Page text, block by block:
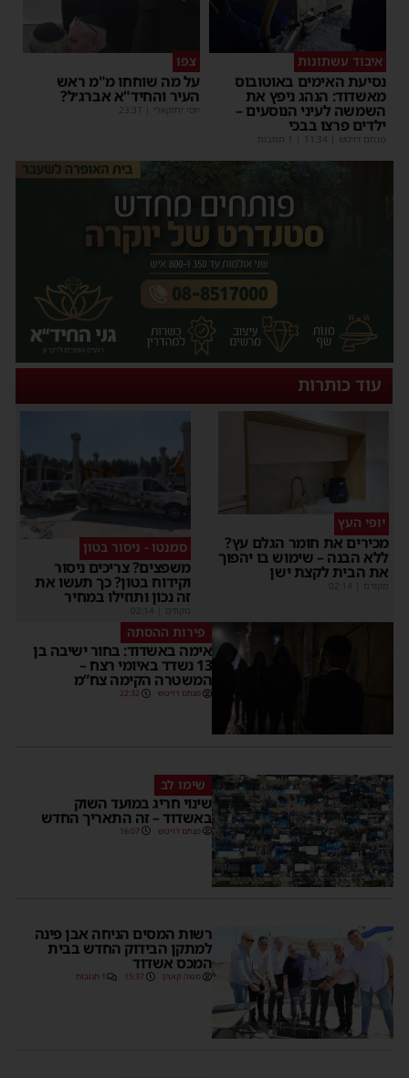
איבוד עשתונות
נסיעת האימים באוטובוס
מאשדוד: הנהג ניפץ את
השמשה לעיני הנוסעים –
ילדים פרצו בבכי
מנחם דויטש 11:34
צפו
על מה שוחחו מ"מ ראש
העיר והחיד"א אברג׳ל?
יוסי יחזקאלי 23:37
עוד כותרות
יופי העץ
מכירים את חומר הגלם עץ?
ללא הבנה – שימוש בו יהפוך
את הבית לקצת ישן
מקודם
סמנטו - ניסור בטון
משפצים? צריכים ניסור
וקידוח בטון? כך תעשו את
זה נכון ותוזילו במחיר
מקודם
פירות ההסתה
אימה באשדוד: בחור ישיבה בן
13 נשדד באיומי רצח –
המשטרה הקימה צח”מ
מנחם דויטש 22:32
שימו לב
שינוי חריג במועד השוק
באשדוד – זה התאריך החדש
מנחם דויטש 16:07
רשות המסים הניחה אבן פינה
למתקן הבידוק החדש בבית
המכס אשדוד
משה קאהן 15:37 1 תגובות